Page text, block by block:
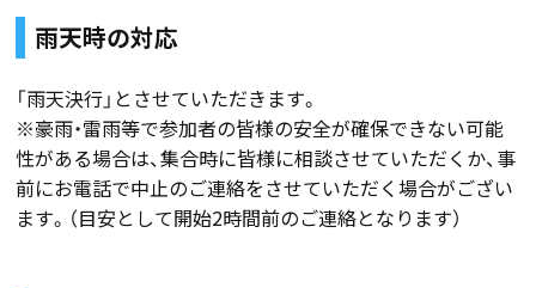
雨天時の対応
「雨天決行」とさせていただきます。
※豪雨・雷雨等で参加者の皆様の安全が確保できない可能
性がある場合は、集合時に皆様に相談させていただくか、事
前にお電話で中止のご連絡をさせていただく場合がござい
ます。（目安として開始2時間前のご連絡となります）